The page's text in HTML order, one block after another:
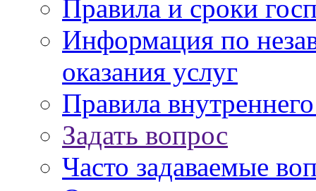
Правила и сроки
Информация по
оказания услуг
Правила
Задать вопрос
Часто задаваемые